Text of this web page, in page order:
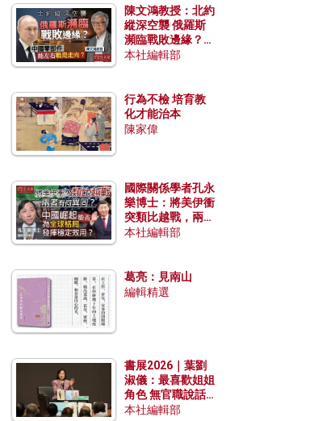
陳文鴻教授：北約
縱深空襲 俄羅斯
瀕臨戰敗邊緣？中
國零部件能左右戰
本社編輯部
行為不檢 培育教
化才能治本
陳家偉
國際關係學者孔永
樂博士：將美伊衝
突類比越戰，兩者
有何異同？中國崛
本社編輯部
葛亮：見南山
編輯精選
書展2026｜葉劉
淑儀：最喜歡姐姐
角色 無官職說話
包袱少
本社編輯部